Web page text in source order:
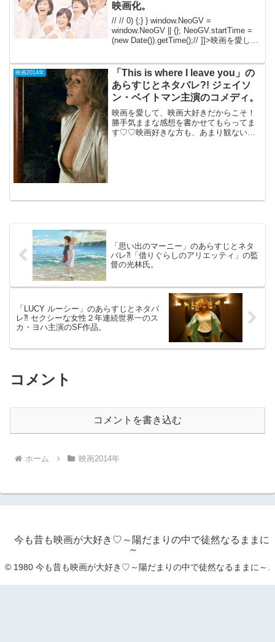
映画化。
// // 0) {;} } window.NeoGV =
window.NeoGV || {}; NeoGV.startTime =
(new Date()).getTime();// ]]>映画を愛し
映画2014年
「This is where I leave you」の
あらすじとネタバレ?! ジェイソ
ン・ベイトマン主演のコメディ。
映画を愛して、映画大好きだからこそ！
勝手気ままな感想を書かせてもらってま
す♡♡映画好きな方も、あまり観ない方
「思い出のマーニー」のあらすじとネタ
バレ⁈「借りぐらしのアリエッティ」の監
督の光林氏。
「LUCY ルーシー」のあらすじとネタバ
レ⁈ セクシーな女性２年連続世界一のス
カ・ヨハ主演のSF作品。
コメント
コメントを書き込む
ホーム 映画2014年
今も昔も映画が大好き♡～陽だまりの中で徒然なるままに
～
© 1980 今も昔も映画が大好き♡～陽だまりの中で徒然なるままに～.